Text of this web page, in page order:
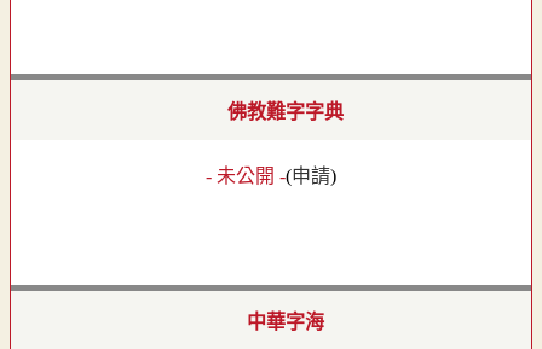
佛教難字字典
- 未公開 -(申請)
中華字海